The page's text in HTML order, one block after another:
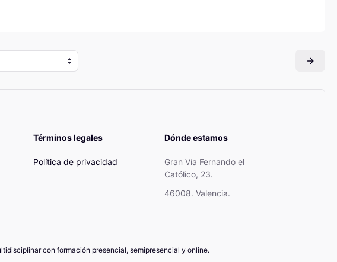
Términos legales
Política de privacidad
Dónde estamos
Gran Vía Fernando el
Católico, 23.
46008. Valencia.
con formación presencial, semipresencial y online.